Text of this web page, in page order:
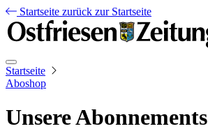
Startseite zurück zur Startseite
Startseite
Aboshop
Unsere Abonnements